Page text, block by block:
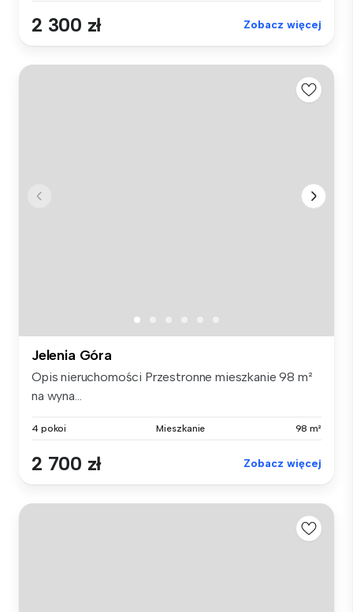
2 300 zł Zobacz więcej
Jelenia Góra
Opis nieruchomości Przestronne mieszkanie 98 m²
na wyna...
4 pokoi Mieszkanie 98 m²
2 700 zł Zobacz więcej